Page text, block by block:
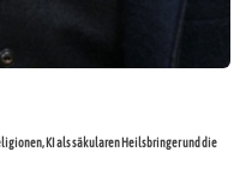
KI als säkularen Heilsbringer und die